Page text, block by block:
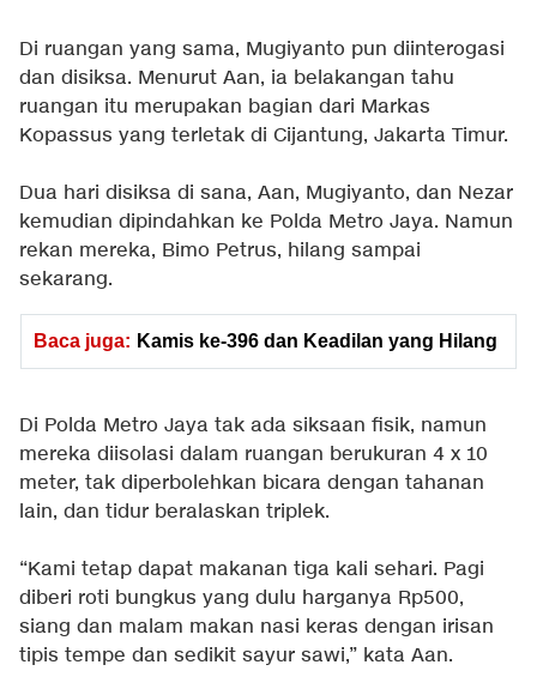
Di ruangan yang sama, Mugiyanto pun diinterogasi
dan disiksa. Menurut Aan, ia belakangan tahu
ruangan itu merupakan bagian dari Markas
Kopassus yang terletak di Cijantung, Jakarta Timur.
Dua hari disiksa di sana, Aan, Mugiyanto, dan Nezar
kemudian dipindahkan ke Polda Metro Jaya. Namun
rekan mereka, Bimo Petrus, hilang sampai
sekarang.
Baca juga: Kamis ke-396 dan Keadilan yang Hilang
Di Polda Metro Jaya tak ada siksaan fisik, namun
mereka diisolasi dalam ruangan berukuran 4 x 10
meter, tak diperbolehkan bicara dengan tahanan
lain, dan tidur beralaskan triplek.
“Kami tetap dapat makanan tiga kali sehari. Pagi
diberi roti bungkus yang dulu harganya Rp500,
siang dan malam makan nasi keras dengan irisan
tipis tempe dan sedikit sayur sawi,” kata Aan.